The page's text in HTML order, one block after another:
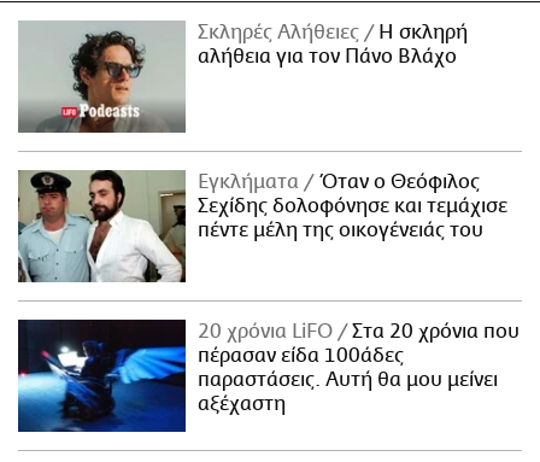
Σκληρές Αλήθειες
H σκληρή
αλήθεια για τον Πάνο Βλάχο
Εγκλήματα
Όταν ο Θεόφιλος
Σεχίδης δολοφόνησε και τεμάχισε
πέντε μέλη της οικογένειάς του
20 χρόνια LiFO
Στα 20 χρόνια που
πέρασαν είδα 100άδες
παραστάσεις. Αυτή θα μου μείνει
αξέχαστη